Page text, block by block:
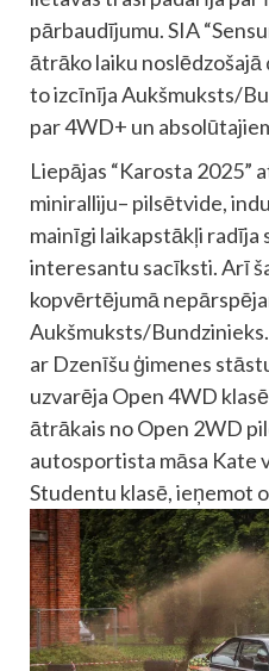
pārbaudījumu. SIA
ātrāko laiku
to izcīnīja Aukšmuksts/
par 4WD+ un
Liepājas “Karosta 2025”
miniralliju– pilsētvide,
mainīgi laikapstākļi radīja
interesantu sacīksti. Arī
kopvērtējumā
Aukšmuksts/
ar Dzenīšu ģimenes
uzvarēja Open 4WD
ātrākais no Open 2WD
autosportista māsa Kate
Studentu klasē, ieņemot